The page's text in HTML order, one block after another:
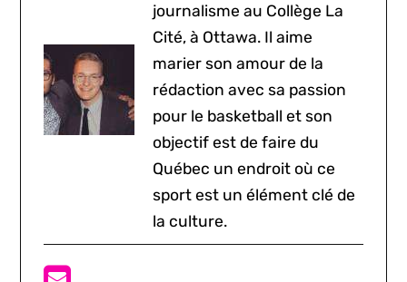
journalisme au Collège La
Cité, à Ottawa. Il aime
marier son amour de la
rédaction avec sa passion
pour le basketball et son
objectif est de faire du
Québec un endroit où ce
sport est un élément clé de
la culture.